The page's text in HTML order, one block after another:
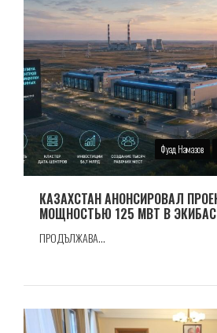
Фуад Намазов
КАЗАХСТАН АНОНСИРОВАЛ
МОЩНОСТЬЮ 125 МВТ В
ПРОДЪЛЖАВА...